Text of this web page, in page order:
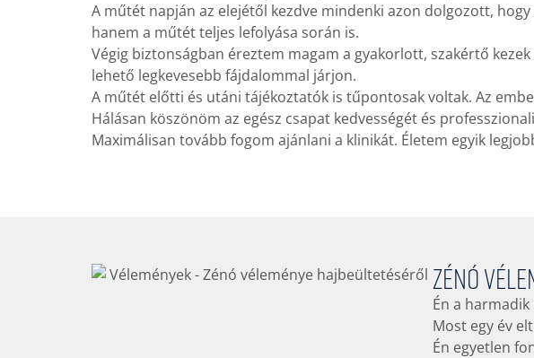
A műtét napján az elejétől kezdve mindenki azon dolgozott,
hanem a műtét teljes lefolyása során is.
Végig biztonságban éreztem magam a gyakorlott, szakértő
lehető legkevesebb fájdalommal járjon.
A műtét előtti és utáni tájékoztatók is tűpontosak voltak. Az
Hálásan köszönöm az egész csapat kedvességét és
Maximálisan tovább fogom ajánlani a klinikát. Életem egyik
Zénó
Én a
Most egy év
Én egyetlen